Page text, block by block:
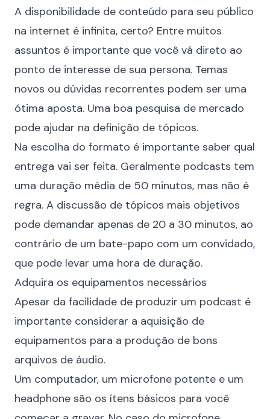
A disponibilidade de conteúdo para seu público
na internet é infinita, certo? Entre muitos
assuntos é importante que você vá direto ao
ponto de interesse de sua persona. Temas
novos ou dúvidas recorrentes podem ser uma
ótima aposta. Uma boa pesquisa de mercado
pode ajudar na definição de tópicos.
Na escolha do formato é importante saber qual
entrega vai ser feita. Geralmente podcasts tem
uma duração média de 50 minutos, mas não é
regra. A discussão de tópicos mais objetivos
pode demandar apenas de 20 a 30 minutos, ao
contrário de um bate-papo com um convidado,
que pode levar uma hora de duração.
Adquira os equipamentos necessários
Apesar da facilidade de produzir um podcast é
importante considerar a aquisição de
equipamentos para a produção de bons
arquivos de áudio.
Um computador, um microfone potente e um
headphone são os ítens básicos para você